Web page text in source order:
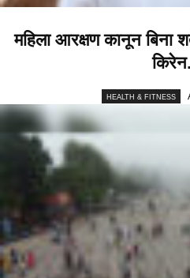
महिला आरक्षण कानून बिना
HEALTH & FITNESS